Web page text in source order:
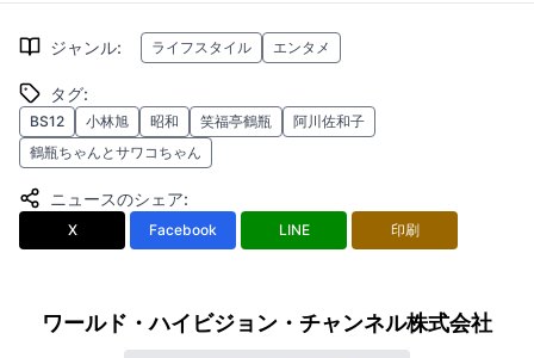
ジャンル: ライフスタイル エンタメ
タグ:
BS12 小林旭 昭和 笑福亭鶴瓶
阿川佐和子
鶴瓶ちゃんとサワコちゃん
ニュースのシェア:
X Facebook LINE 印刷
ワールド・ハイビジョン・チャンネル株式会社